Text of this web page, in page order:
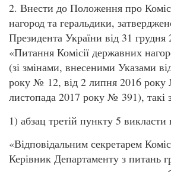
2. Внести до Положення про
нагород та геральдики,
Президента України від 31
«Питання Комісії державних
(зі змінами, внесеними Указами
року № 12, від 2 липня 2016 року
листопада 2017 року № 391), такі
1) абзац третій пункту 5 викласти
«Відповідальним секретарем
Керівник Департаменту з питань